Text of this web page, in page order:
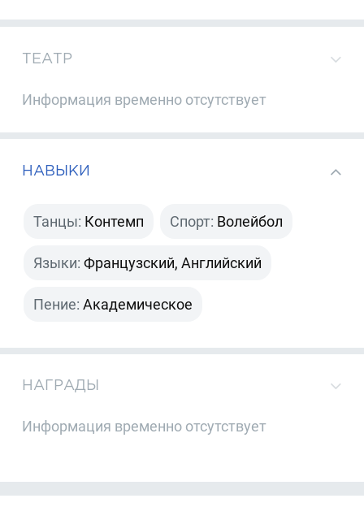
ТЕАТР
Информация временно отсутствует
НАВЫКИ
Танцы: Контемп Спорт: Волейбол
Языки: Французский, Английский
Пение: Академическое
НАГРАДЫ
Информация временно отсутствует